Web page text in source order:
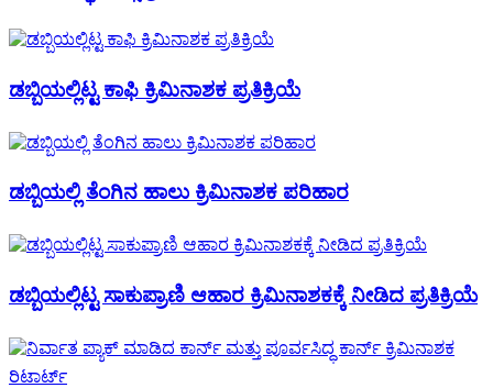
ಡಬ್ಬಿಯಲ್ಲಿಟ್ಟ ಕಾಫಿ ಕ್ರಿಮಿನಾಶಕ ಪ್ರತಿಕ್ರಿಯೆ
ಡಬ್ಬಿಯಲ್ಲಿ ತೆಂಗಿನ ಹಾಲು ಕ್ರಿಮಿನಾಶಕ ಪರಿಹಾರ
ಡಬ್ಬಿಯಲ್ಲಿಟ್ಟ ಸಾಕುಪ್ರಾಣಿ ಆಹಾರ ಕ್ರಿಮಿನಾಶಕಕ್ಕೆ ನೀಡಿದ ಪ್ರತಿಕ್ರಿಯೆ